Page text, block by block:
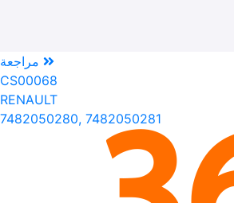
مراجعة
CS00068
RENAULT
7482050280, 7482050281